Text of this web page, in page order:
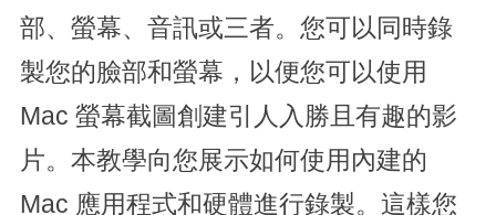
部、螢幕、音訊或三者。您可以同時錄
製您的臉部和螢幕，以便您可以使用
Mac 螢幕截圖創建引人入勝且有趣的影
片。本教學向您展示如何使用內建的
Mac 應用程式和硬體進行錄製。這樣您